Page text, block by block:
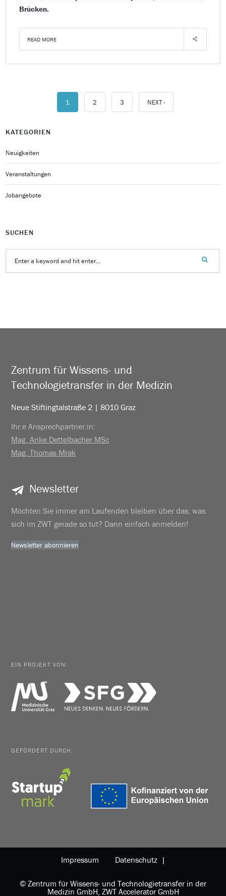
Brücken.
READ MORE
1 2 3 NEXT ›
KATEGORIEN
Neuigkeiten
Veranstaltungen
Jobangebote
SUCHEN
Zentrum für Wissens- und
Technologietransfer in der Medizin
Neue Stiftingtalstraße 2 | 8010 Graz
Ihr:e Ansprechpartner:in:
Mag. Anke Dettelbacher MSc
Mag. Thomas Mrak
Newsletter
Möchten Sie immer am Laufenden bleiben über das, was
sich im ZWT gerade so tut? Dann einfach anmelden!
Newsletter abonnieren
EIN PROJEKT VON:
GEFÖRDERT DURCH:
Impressum Datenschutz |
© Zentrum für Wissens- und Technologietransfer in der
Medizin GmbH, ZWT Accelerator GmbH